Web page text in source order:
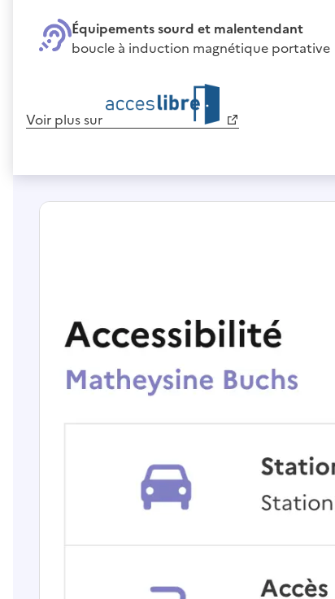
Équipements sourd et malentendant
boucle à induction magnétique portative
Voir plus sur